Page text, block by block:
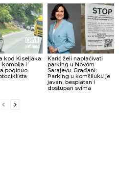
kod Kiseljaka:
kombija i
poginuo
Karić želi naplaćivati
parking u Novom
Sarajevu. Građani:
Parking u komšiluku je
javan, besplatan i
dostupan svima